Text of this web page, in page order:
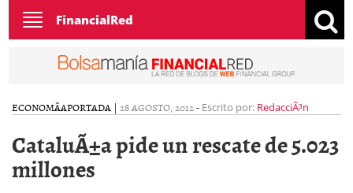
Toggle
navigation
FinancialRed
ECONOMÃ­APORTADA | 28 AGOSTO, 2012- Escrito por: RedacciÃ³n
CataluÃ±a pide un rescate de 5.023
millones